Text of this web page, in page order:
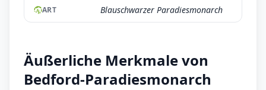
ART Blauschwarzer Paradiesmonarch
Äußerliche Merkmale von
Bedford-Paradiesmonarch